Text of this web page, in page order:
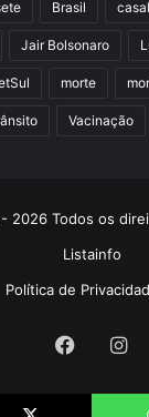
Brasil casal
Jair Bolsonaro
morte
Vacinação
2026 Todos os
Listainfo
Política de